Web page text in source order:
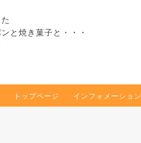
と焼き菓子と・・・
トップページ インフォメーション